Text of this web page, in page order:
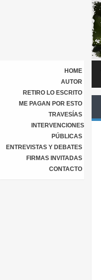
HOME
AUTOR
RETIRO LO ESCRITO
ME PAGAN POR ESTO
TRAVESÍAS
INTERVENCIONES
PÚBLICAS
ENTREVISTAS Y DEBATES
FIRMAS INVITADAS
CONTACTO